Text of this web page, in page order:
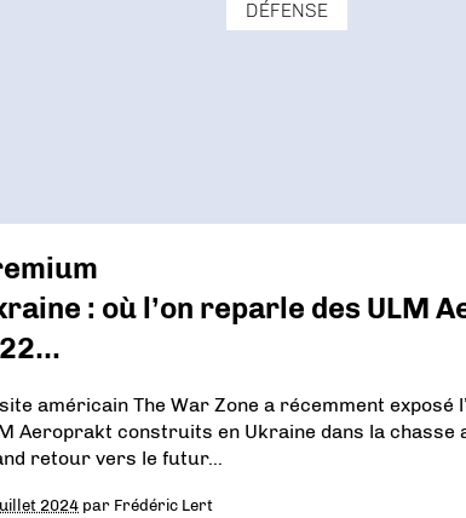
DÉFENSE
: où l’on reparle des ULM
américain The War Zone a récemment exposé
Aeroprakt construits en Ukraine dans la chasse
retour vers le futur…
2024 par Frédéric Lert